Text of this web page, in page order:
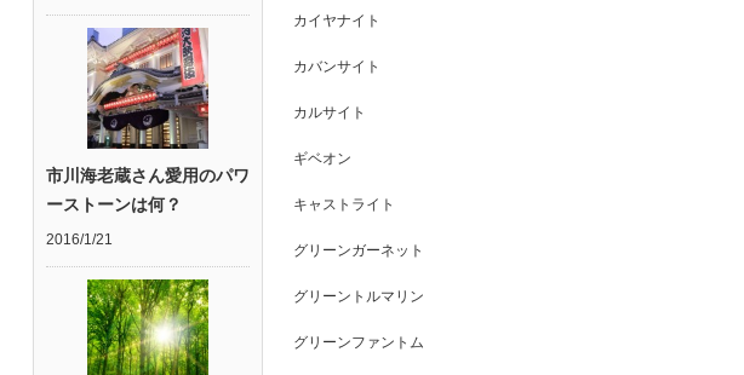
市川海老蔵さん愛用のパワ
ーストーンは何？
2016/1/21
カイヤナイト
カバンサイト
カルサイト
ギベオン
キャストライト
グリーンガーネット
グリーントルマリン
グリーンファントム